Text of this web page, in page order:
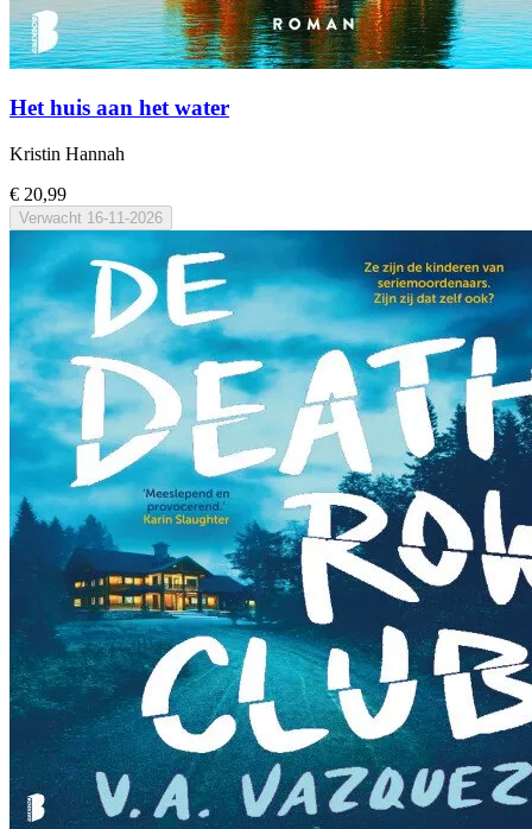
Het huis aan het water
Kristin Hannah
€ 20,99
Verwacht 16-11-2026